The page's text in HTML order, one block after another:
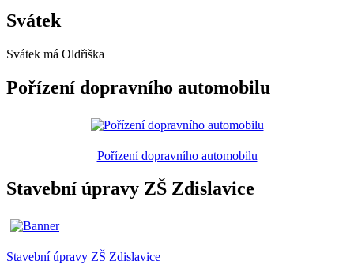
Svátek
Svátek má Oldřiška
Pořízení dopravního automobilu
Pořízení dopravního automobilu
Stavební úpravy ZŠ Zdislavice
Stavební úpravy ZŠ Zdislavice